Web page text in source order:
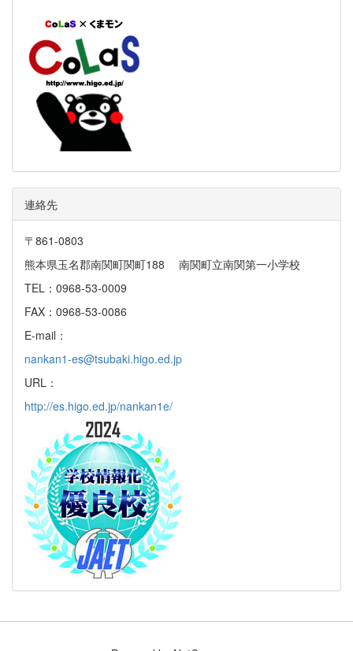
連絡先
〒861-0803
熊本県玉名郡南関町関町188 南関町立南関第一小学校
TEL：0968-53-0009
FAX：0968-53-0086
E-mail：
nankan1-es@tsubaki.higo.ed.jp
URL：
http://es.higo.ed.jp/nankan1e/